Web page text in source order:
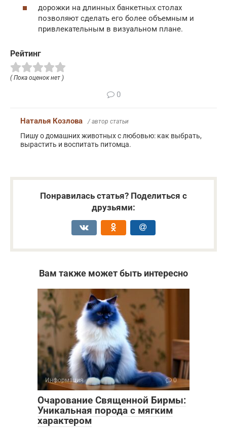
дорожки на длинных банкетных столах
позволяют сделать его более объемным и
привлекательным в визуальном плане.
Рейтинг
( Пока оценок нет )
0
Наталья Козлова / автор статьи
Пишу о домашних животных с любовью: как выбрать,
вырастить и воспитать питомца.
Понравилась статья? Поделиться с
друзьями:
Вам также может быть интересно
Информация 0
Очарование Священной Бирмы:
Уникальная порода с мягким
характером